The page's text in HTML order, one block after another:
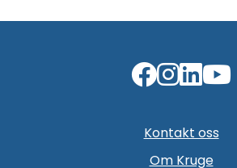
Kontakt oss
Om Kruge